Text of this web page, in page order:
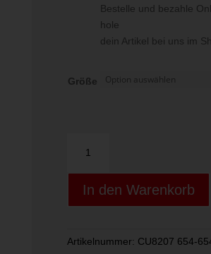
Bestelle und bezahle
hole
dein Artikel bei uns im
Größe
SWOOSH
BIG
KIDS'
(GIRLS')
PULSE
In den Warenkorb
Artikelnummer: CU8207 654-